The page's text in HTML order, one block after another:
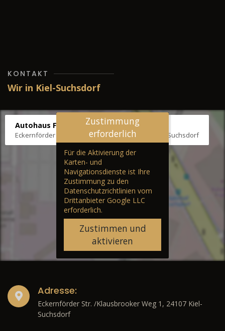
KONTAKT
Wir in Kiel-Suchsdorf
Autohaus Fräter
Eckernförder Str. /Klausbrooker Weg 1, 24107 Kiel-Suchsdorf
Zustimmung
erforderlich
Für die Aktivierung der
Karten- und
Navigationsdienste ist Ihre
Zustimmung zu den
Datenschutzrichtlinien vom
Drittanbieter Google LLC
erforderlich.
Zustimmen und
aktivieren
Adresse:
Eckernförder Str. /Klausbrooker Weg 1, 24107 Kiel-
Suchsdorf